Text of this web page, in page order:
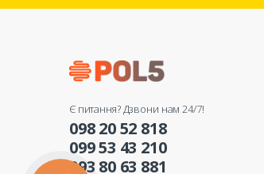
Є питання? Дзвони нам 24/7!
098 20 52 818
099 53 43 210
093 80 63 881